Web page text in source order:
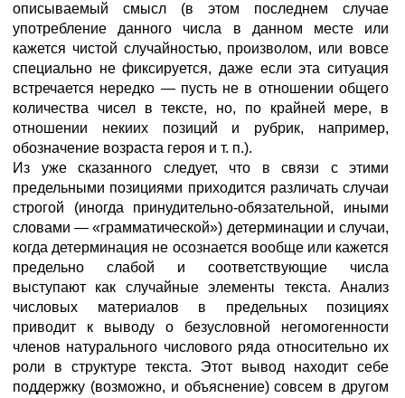
описываемый смысл (в этом последнем случае
употребление данного числа в данном месте или
кажется чистой случайностью, произволом, или вовсе
специально не фиксируется, даже если эта ситуация
встречается нередко — пусть не в отношении общего
количества чисел в тексте, но, по крайней мере, в
отношении некиих позиций и рубрик, например,
обозначение возраста героя и т. п.).
Из уже сказанного следует, что в связи с этими
предельными позициями приходится различать случаи
строгой (иногда принудительно-обязательной, иными
словами — «грамматической») детерминации и случаи,
когда детерминация не осознается вообще или кажется
предельно слабой и соответствующие числа
выступают как случайные элементы текста. Анализ
числовых материалов в предельных позициях
приводит к выводу о безусловной негомогенности
членов натурального числового ряда относительно их
роли в структуре текста. Этот вывод находит себе
поддержку (возможно, и объяснение) совсем в другом